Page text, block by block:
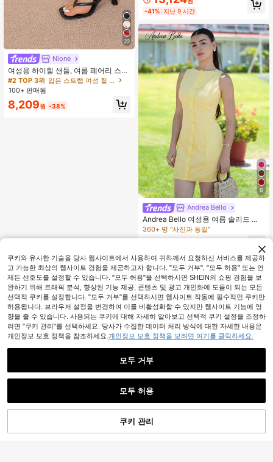
22
Nione
여성용 하이힐 샌들, 여름 페어리 스타
일 얇은 힐 통 샌들, 헤어 슬라이드 토
비치 휴가 패션 크리스크로스 스트랩
슈즈, 데이트 나이트
#2 TOP 3위
얇은 스트랩 여성 힐 샌들
100+ 판매됨
8,209원 -38%
커프스, 화이트, 여성 파티 드레스 우
아한
-41% 지난 9 시간
6
Andrea Bello
Andrea Bello 여성용 여름 솔리드 컬
러 라운드 넥 싱글 버튼 민소매 캐주얼
미니 드레스
360+ 명 "사진과 동일"
25% 할인!
쿠키와 유사한 기술을 당사 웹사이트에서 사용하여 귀하께서 요청하신 서비스를 제공하
고 가능한 최상의 웹사이트 경험을 제공하고자 합니다. "모두 거부", "모두 허용" 또는 언
제든 선호도를 설정할 수 있습니다. "모두 허용"을 선택하시면 SHEIN의 쇼핑 경험을 보
완하기 위해 트래픽 분석, 향상된 기능 제공, 콘텐츠 및 광고 개인화에 도움이 되는 모든
선택적 쿠키를 설정합니다. "모두 거부"를 선택하시면 웹사이트 작동에 필수적인 쿠키만
허용됩니다. 브라우저 설정을 변경하여 이를 비활성화할 수 있지만 웹사이트 기능에 영
향을 줄 수 있습니다. 사용되는 쿠키에 대해 자세히 알아보고 선택적 쿠키 설정을 조정하
려면 "쿠키 관리"를 선택하세요. 당사가 수집한 데이터 처리 방식에 대한 자세한 내용은
개인정보 보호 정책을 참조하세요. 개인정보 보호 정책을 보려면 여기를 클릭하세요.
모두 거부
모두 허용
쿠키 관리